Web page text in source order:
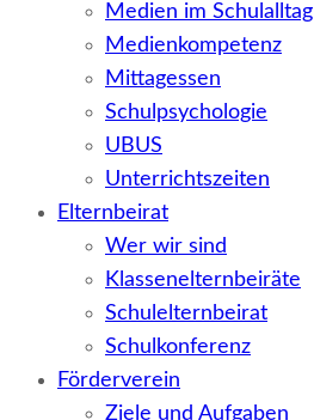
Medien im Schulalltag
Medienkompetenz
Mittagessen
Schulpsychologie
UBUS
Unterrichtszeiten
Elternbeirat
Wer wir sind
Klassenelternbeiräte
Schulelternbeirat
Schulkonferenz
Förderverein
Ziele und Aufgaben